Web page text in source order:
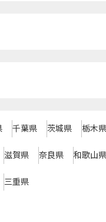
千葉県 茨城県 栃木県
滋賀県 奈良県 和歌山県
三重県